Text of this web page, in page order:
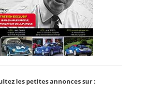
les petites annonces sur :